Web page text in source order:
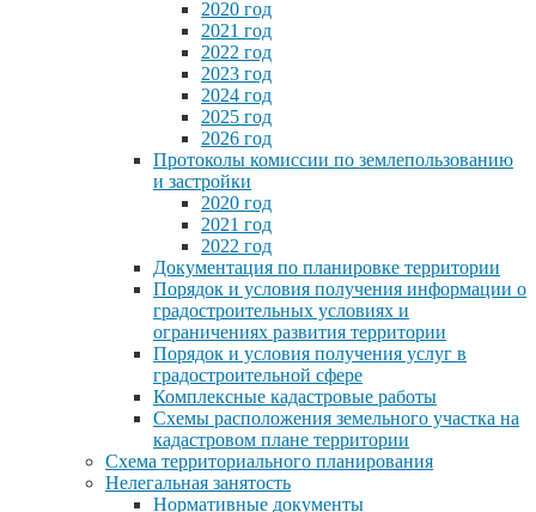
2020 год
2021 год
2022 год
2023 год
2024 год
2025 год
2026 год
Протоколы комиссии по землепользованию
и застройки
2020 год
2021 год
2022 год
Документация по планировке территории
Порядок и условия получения информации о
градостроительных условиях и
ограничениях развития территории
Порядок и условия получения услуг в
градостроительной сфере
Комплексные кадастровые работы
Схемы расположения земельного участка на
кадастровом плане территории
Схема территориального планирования
Нелегальная занятость
Нормативные документы